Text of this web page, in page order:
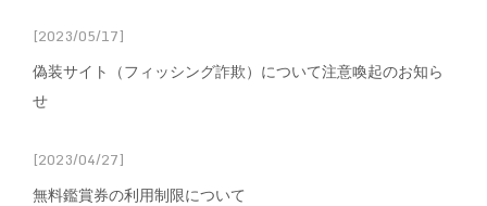
[2023/05/17]
偽装サイト（フィッシング詐欺）について注意喚起のお知ら
せ
[2023/04/27]
無料鑑賞券の利用制限について